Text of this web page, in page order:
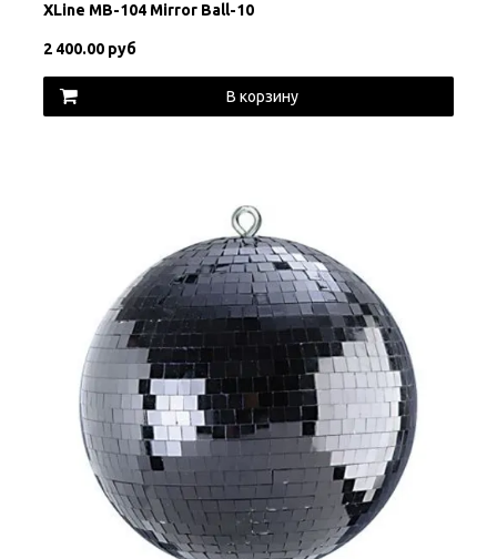
XLine MB-104 Mirror Ball-10
2 400.00 руб
В корзину